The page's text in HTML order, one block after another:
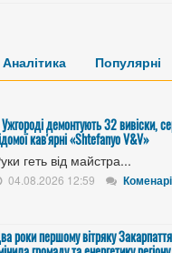
Аналітика Популярні
демонтують 32 вивіски,
кав'ярні «Shtefanyo V&V»
геть від майстра...
04.08.2026 12:59
роки першому вітряку